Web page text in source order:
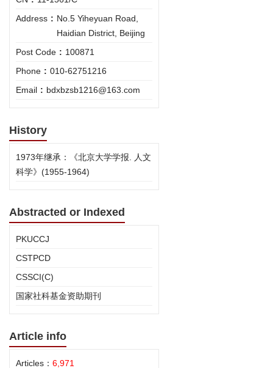
Address : No.5 Yiheyuan Road,
Haidian District, Beijing
Post Code : 100871
Phone : 010-62751216
Email : bdxbzsb1216@163.com
History
1973年继承：《北京大学学报. 人文
科学》(1955-1964)
Abstracted or Indexed
PKUCCJ
CSTPCD
CSSCI(C)
国家社科基金资助期刊
Article info
Articles： 6,971